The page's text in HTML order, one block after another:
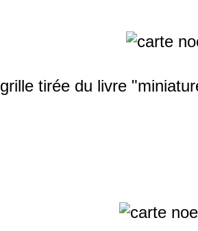
grille tirée du livre